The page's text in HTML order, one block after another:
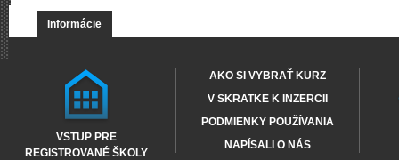
Informácie
VSTUP PRE
REGISTROVANÉ ŠKOLY
AKO SI VYBRAŤ KURZ
V SKRATKE K INZERCII
PODMIENKY POUŽÍVANIA
NAPÍSALI O NÁS